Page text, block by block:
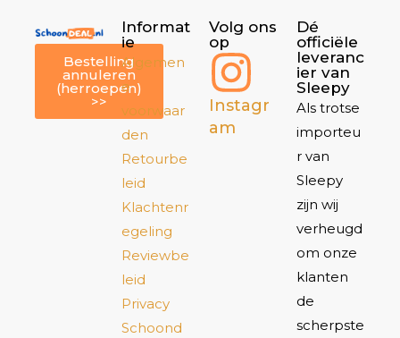
Bestelling
annuleren
(herroepen)
>>
Informat
ie
Algemen
e
voorwaar
den
Retourbe
leid
Klachtenr
egeling
Reviewbe
leid
Privacy
Schoond
Volg ons
op
Instagr
am
Dé
officiële
leveranc
ier van
Sleepy
Als trotse
importeu
r van
Sleepy
zijn wij
verheugd
om onze
klanten
de
scherpste